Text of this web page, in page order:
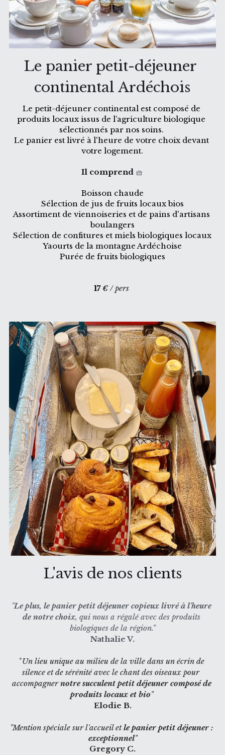
Thermes de Vals x Villa Elisa M
Soirée Etape
Avocats & Tribunaux
Coffrets cadeaux
Clos Olivier de Serres
🇫🇷
🇫🇷
🇫🇷 Français
English
Le panier petit-déjeuner
continental Ardéchois
Le petit-déjeuner continental est composé de
produits locaux issus de l’agriculture biologique
sélectionnés par nos soins.
Le panier est livré à l'heure de votre choix devant
votre logement.
Il comprend 🧺
Boisson chaude
Sélection de jus de fruits locaux bios
Assortiment de viennoiseries et de pains d'artisans
boulangers
Sélection de confitures et miels biologiques locaux
Yaourts de la montagne Ardéchoise
Purée de fruits biologiques
17 € / pers
L'avis de nos clients
"Le plus, le panier petit déjeuner copieux livré à l'heure
de notre choix, qui nous a régalé avec des produits
biologiques de la région."
Nathalie V.
"Un lieu unique au milieu de la ville dans un écrin de
silence et de sérénité avec le chant des oiseaux pour
accompagner notre succulent petit déjeuner composé de
produits locaux et bio"
Elodie B.
"Mention spéciale sur l'accueil et le panier petit déjeuner :
exceptionnel"
Gregory C.